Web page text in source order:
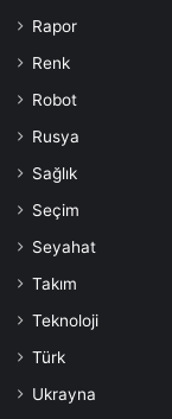
Rapor
Renk
Robot
Rusya
Sağlık
Seçim
Seyahat
Takım
Teknoloji
Türk
Ukrayna